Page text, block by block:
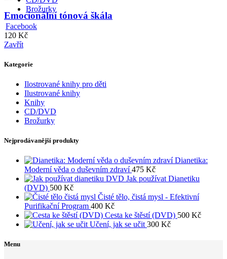
Brožurky
Facebook
Emocionální tónová škála
120 Kč
Zavřít
Kategorie
Ilostrované knihy pro děti
Ilustrované knihy
Knihy
CD/DVD
Brožurky
Nejprodávanější produkty
Dianetika:
Moderní věda o duševním zdraví475 Kč
Jak používat Dianetiku
(DVD) 500 Kč
Čisté tělo, čistá mysl - Efektivní
Purifikační Program 400 Kč
Cesta ke štěstí (DVD) 500 Kč
Učení, jak se učit 300 Kč
Menu